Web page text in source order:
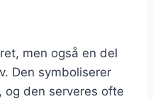
men også en del
Den symboliserer
den serveres ofte